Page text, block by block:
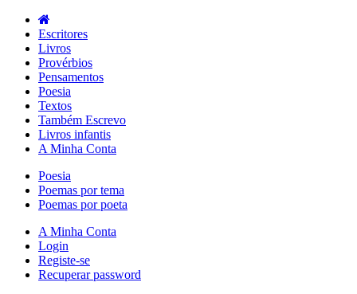
Escritores
Livros
Provérbios
Pensamentos
Poesia
Textos
Também Escrevo
Livros infantis
A Minha Conta
Poesia
Poemas por tema
Poemas por poeta
A Minha Conta
Login
Registe-se
Recuperar password